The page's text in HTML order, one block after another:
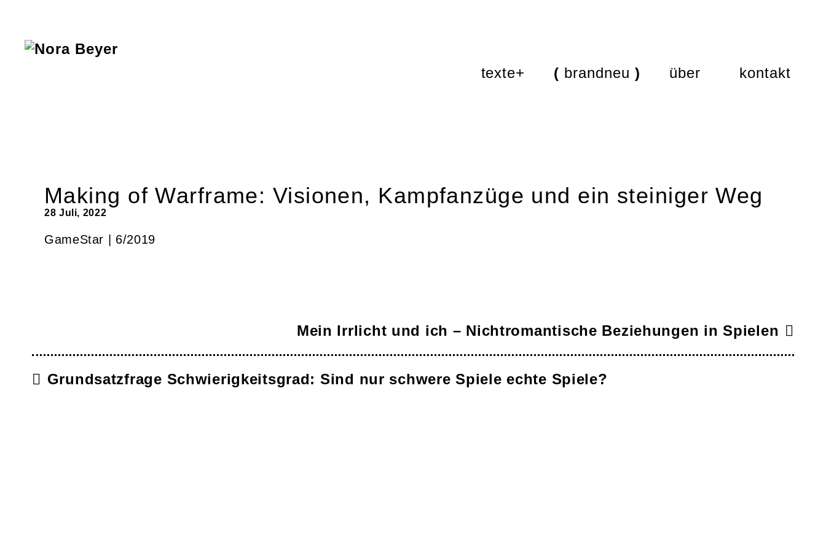
Nora
texte+ brandneu über kontakt
Making of Warframe: Visionen, Kampfanzüge und ein steiniger Weg
28 Juli, 2022
GameStar | 6/2019
Mein Irrlicht und ich – Nichtromantische Beziehungen in Spielen
Grundsatzfrage Schwierigkeitsgrad: Sind nur schwere Spiele echte Spiele?